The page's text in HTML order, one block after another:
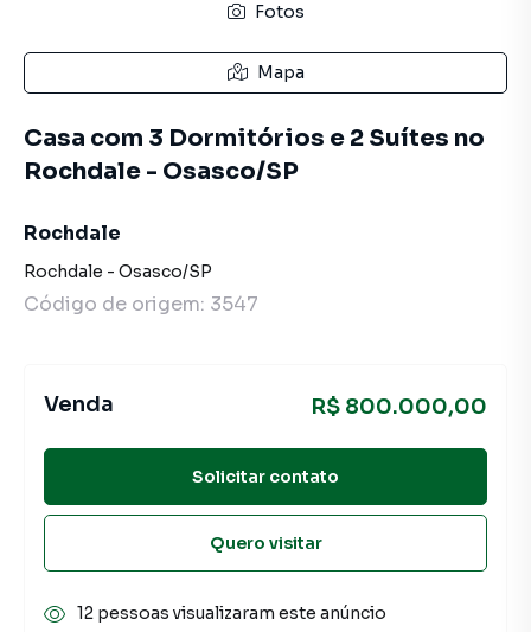
Fotos
Mapa
Casa com 3 Dormitórios e 2 Suítes no
Rochdale - Osasco/SP
Rochdale
Rochdale - Osasco/SP
Código de origem: 3547
Venda R$ 800.000,00
Solicitar contato
Quero visitar
12 pessoas visualizaram este anúncio